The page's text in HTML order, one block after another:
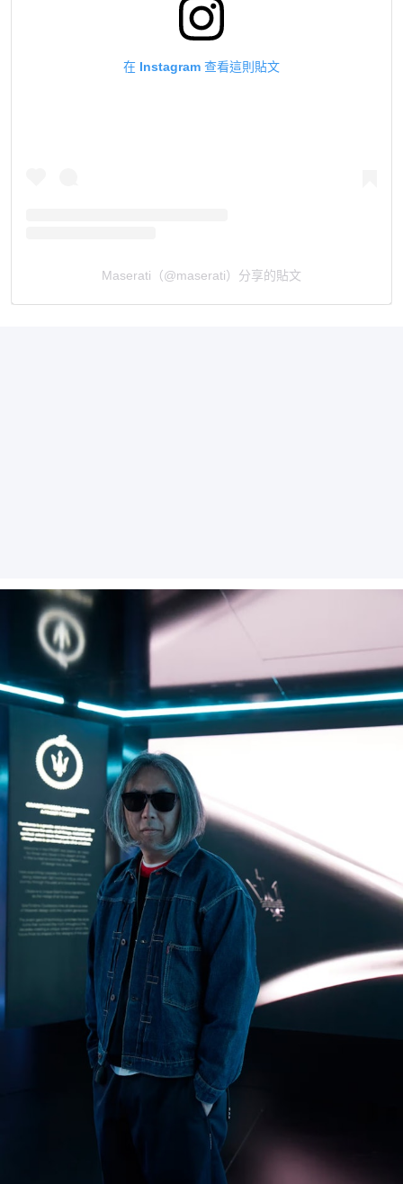
在 Instagram 查看這則貼文
Maserati（@maserati）分享的貼文